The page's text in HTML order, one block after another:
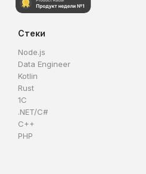
Стеки
Node.js
Data Engineer
Kotlin
Rust
1C
.NET/C#
C++
PHP